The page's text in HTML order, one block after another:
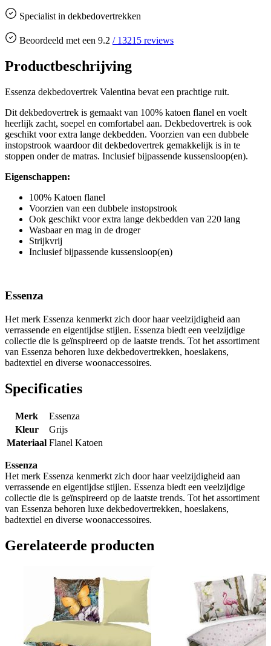
Specialist in dekbedovertrekken
Beoordeeld met een 9.2 / 13215 reviews
Productbeschrijving
Essenza dekbedovertrek Valentina bevat een prachtige ruit.
Dit dekbedovertrek is gemaakt van 100% katoen flanel en voelt
heerlijk zacht, soepel en comfortabel aan. Dekbedovertrek is ook
geschikt voor extra lange dekbedden. Voorzien van een dubbele
instopstrook waardoor dit dekbedovertrek gemakkelijk is in te
stoppen onder de matras. Inclusief bijpassende kussensloop(en).
Eigenschappen:
100% Katoen flanel
Voorzien van een dubbele instopstrook
Ook geschikt voor extra lange dekbedden van 220 lang
Wasbaar en mag in de droger
Strijkvrij
Inclusief bijpassende kussensloop(en)
Essenza
Het merk Essenza kenmerkt zich door haar veelzijdigheid aan
verrassende en eigentijdse stijlen. Essenza biedt een veelzijdige
collectie die is geïnspireerd op de laatste trends. Tot het assortiment
van Essenza behoren luxe dekbedovertrekken, hoeslakens,
badtextiel en diverse woonaccessoires.
Specificaties
Merk
Essenza
Kleur
Grijs
Materiaal Flanel Katoen
Essenza
Het merk Essenza kenmerkt zich door haar veelzijdigheid aan
verrassende en eigentijdse stijlen. Essenza biedt een veelzijdige
collectie die is geïnspireerd op de laatste trends. Tot het assortiment
van Essenza behoren luxe dekbedovertrekken, hoeslakens,
badtextiel en diverse woonaccessoires.
Gerelateerde producten